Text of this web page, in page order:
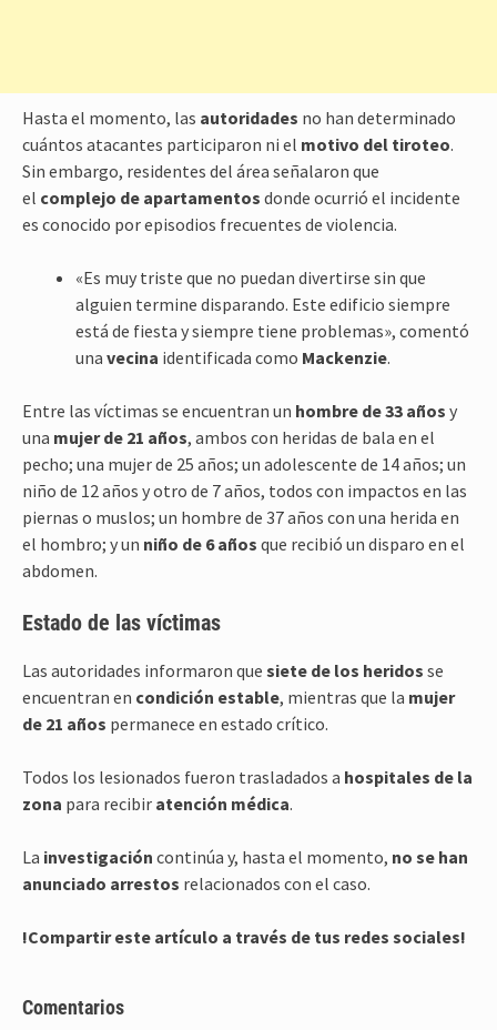
Hasta el momento, las autoridades no han determinado
cuántos atacantes participaron ni el motivo del tiroteo.
Sin embargo, residentes del área señalaron que
el complejo de apartamentos donde ocurrió el incidente
es conocido por episodios frecuentes de violencia.
«Es muy triste que no puedan divertirse sin que
alguien termine disparando. Este edificio siempre
está de fiesta y siempre tiene problemas», comentó
una vecina identificada como Mackenzie.
Entre las víctimas se encuentran un hombre de 33 años y
una mujer de 21 años, ambos con heridas de bala en el
pecho; una mujer de 25 años; un adolescente de 14 años; un
niño de 12 años y otro de 7 años, todos con impactos en las
piernas o muslos; un hombre de 37 años con una herida en
el hombro; y un niño de 6 años que recibió un disparo en el
abdomen.
Estado de las víctimas
Las autoridades informaron que siete de los heridos se
encuentran en condición estable, mientras que la mujer
de 21 años permanece en estado crítico.
Todos los lesionados fueron trasladados a hospitales de la
zona para recibir atención médica.
La investigación continúa y, hasta el momento, no se han
anunciado arrestos relacionados con el caso.
!Compartir este artículo a través de tus redes sociales!
Comentarios